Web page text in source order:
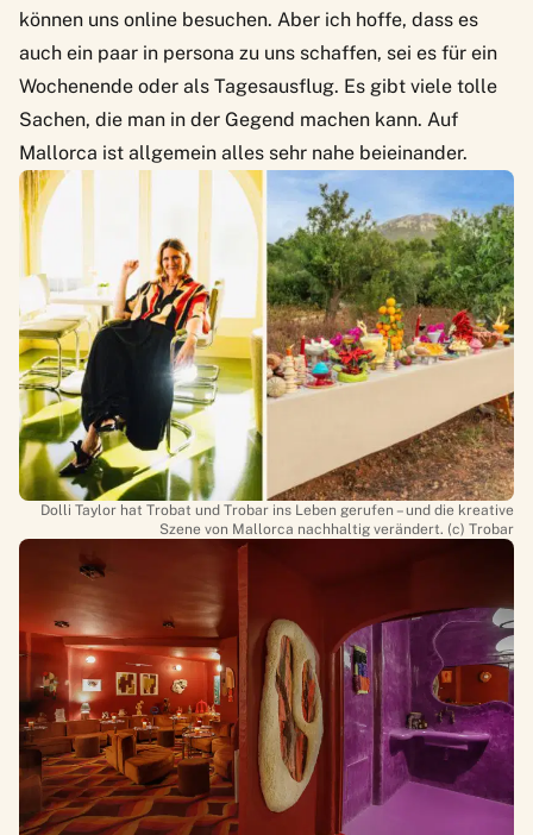
können uns online besuchen. Aber ich hoffe, dass es
auch ein paar in persona zu uns schaffen, sei es für ein
Wochenende oder als Tagesausflug. Es gibt viele tolle
Sachen, die man in der Gegend machen kann. Auf
Mallorca ist allgemein alles sehr nahe beieinander.
Dolli Taylor hat Trobat und Trobar ins Leben gerufen – und die kreative
Szene von Mallorca nachhaltig verändert. (c) Trobar